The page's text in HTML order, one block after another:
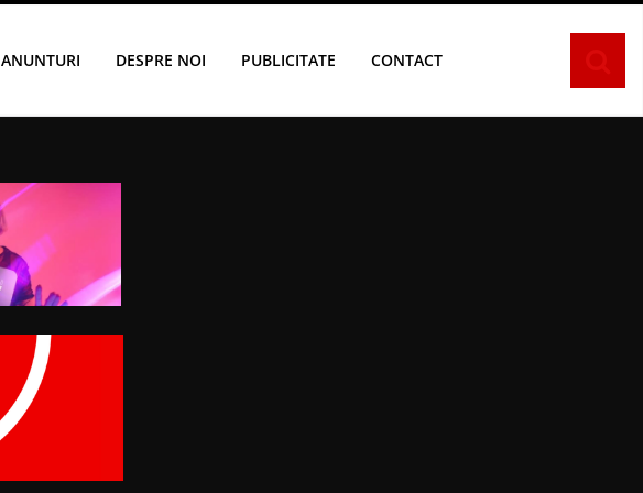
ANUNTURI DESPRE NOI PUBLICITATE CONTACT